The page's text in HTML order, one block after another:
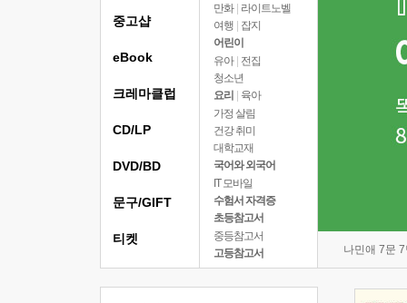
만화 | 라이트노벨
여행
잡지
어린이
유아 | 전집
청소년
요리
육아
가정 살림
건강 취미
대학교재
국어와 외국어
IT 모바일
수험서 자격증
초등참고서
중등참고서
고등참고서
나민애 7문
중고샵
eBook
크레마클럽
CD/LP
DVD/BD
문구/GIFT
티켓